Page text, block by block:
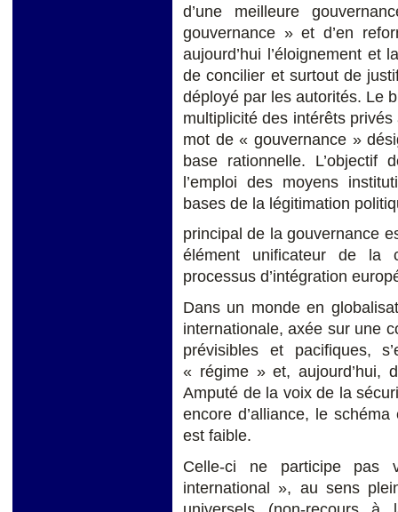
d’une meilleure
gouvernance » et d’en
aujourd’hui l’éloignement et
de concilier et surtout de
déployé par les autorités. Le
multiplicité des intérêts
mot de « gouvernance »
base rationnelle. L’objectif
l’emploi des moyens
bases de la légitimation
principal de la gouvernance
élément unificateur de la
processus d’intégration
Dans un monde en
internationale, axée sur une
prévisibles et pacifiques,
« régime » et, aujourd’hui,
Amputé de la voix de la
encore d’alliance, le
est faible.
Celle-ci ne participe pas
international », au sens